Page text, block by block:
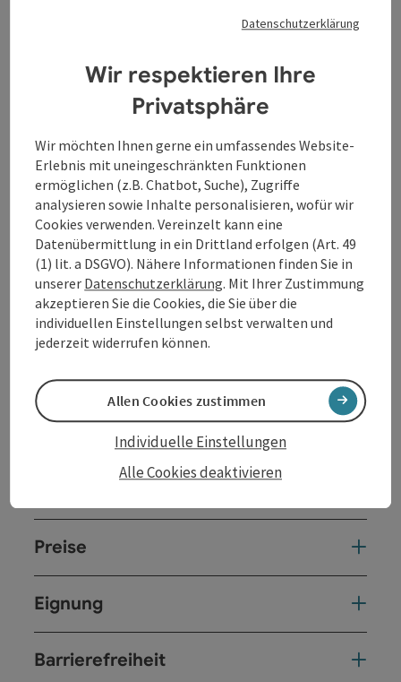
Räucherworkshops im Jahreskreis
Waldführungen
Sagenwanderung mit dem "Strudengauer
Leitnweibl"
Ritual)
Das Medizinrad
Die "motherdrum" - die Muttertrommel
Genauere Informationen zu den Angeboten finden Sie
unterhttps://baumfried.at/.Ansonsten direkt beim ...
Beschreibung vollständig anzeigen
Kontakt
Öffnungszeiten
Preise
Eignung
Barrierefreiheit
Datenschutzerklärung
Wir respektieren Ihre
Privatsphäre
Wir möchten Ihnen gerne ein umfassendes Website-
Erlebnis mit uneingeschränkten Funktionen
ermöglichen (z.B. Chatbot, Suche), Zugriffe
analysieren sowie Inhalte personalisieren, wofür wir
Cookies verwenden. Vereinzelt kann eine
Datenübermittlung in ein Drittland erfolgen (Art. 49
(1) lit. a DSGVO). Nähere Informationen finden Sie in
unserer Datenschutzerklärung. Mit Ihrer Zustimmung
akzeptieren Sie die Cookies, die Sie über die
individuellen Einstellungen selbst verwalten und
jederzeit widerrufen können.
Alle Cookies deaktivieren
Individuelle Einstellungen
Allen Cookies zustimmen